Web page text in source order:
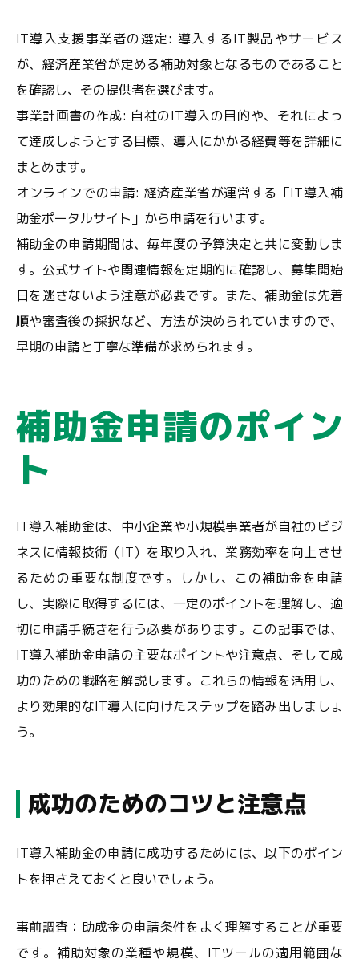
IT導入支援事業者の選定: 導入するIT製品やサービス
が、経済産業省が定める補助対象となるものであること
を確認し、その提供者を選びます。
事業計画書の作成: 自社のIT導入の目的や、それによっ
て達成しようとする目標、導入にかかる経費等を詳細に
まとめます。
オンラインでの申請: 経済産業省が運営する「IT導入補
助金ポータルサイト」から申請を行います。
補助金の申請期間は、毎年度の予算決定と共に変動しま
す。公式サイトや関連情報を定期的に確認し、募集開始
日を逃さないよう注意が必要です。また、補助金は先着
順や審査後の採択など、方法が決められていますので、
早期の申請と丁寧な準備が求められます。
補助金申請のポイン
ト
IT導入補助金は、中小企業や小規模事業者が自社のビジ
ネスに情報技術（IT）を取り入れ、業務効率を向上させ
るための重要な制度です。しかし、この補助金を申請
し、実際に取得するには、一定のポイントを理解し、適
切に申請手続きを行う必要があります。この記事では、
IT導入補助金申請の主要なポイントや注意点、そして成
功のための戦略を解説します。これらの情報を活用し、
より効果的なIT導入に向けたステップを踏み出しましょ
う。
成功のためのコツと注意点
IT導入補助金の申請に成功するためには、以下のポイン
トを押さえておくと良いでしょう。
事前調査：助成金の申請条件をよく理解することが重要
です。補助対象の業種や規模、ITツールの適用範囲な